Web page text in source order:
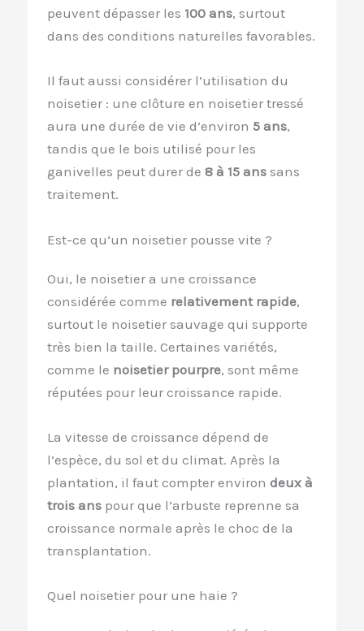
peuvent dépasser les 100 ans, surtout
dans des conditions naturelles favorables.
Il faut aussi considérer l’utilisation du
noisetier : une clôture en noisetier tressé
aura une durée de vie d’environ 5 ans,
tandis que le bois utilisé pour les
ganivelles peut durer de 8 à 15 ans sans
traitement.
Est-ce qu’un noisetier pousse vite ?
Oui, le noisetier a une croissance
considérée comme relativement rapide,
surtout le noisetier sauvage qui supporte
très bien la taille. Certaines variétés,
comme le noisetier pourpre, sont même
réputées pour leur croissance rapide.
La vitesse de croissance dépend de
l’espèce, du sol et du climat. Après la
plantation, il faut compter environ deux à
trois ans pour que l’arbuste reprenne sa
croissance normale après le choc de la
transplantation.
Quel noisetier pour une haie ?